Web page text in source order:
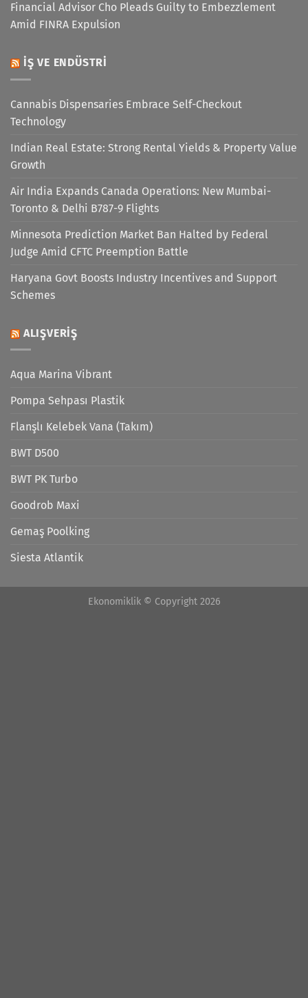
Financial Advisor Cho Pleads Guilty to Embezzlement
Amid FINRA Expulsion
İŞ VE ENDÜSTRI
Cannabis Dispensaries Embrace Self-Checkout
Technology
Indian Real Estate: Strong Rental Yields & Property Value
Growth
Air India Expands Canada Operations: New Mumbai-
Toronto & Delhi B787-9 Flights
Minnesota Prediction Market Ban Halted by Federal
Judge Amid CFTC Preemption Battle
Haryana Govt Boosts Industry Incentives and Support
Schemes
ALIŞVERIŞ
Aqua Marina Vibrant
Pompa Sehpası Plastik
Flanşlı Kelebek Vana (Takım)
BWT D500
BWT PK Turbo
Goodrob Maxi
Gemaş Poolking
Siesta Atlantik
Ekonomiklik © Copyright 2026